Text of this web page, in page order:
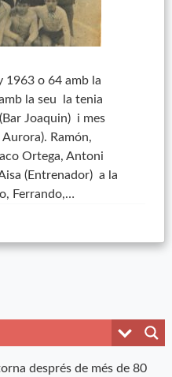
1963 o 64 amb la
la seu la tenia
Joaquin) i mes
Ramón,
Ortega, Antoni
(Entrenador) a la
Ferrando,…
després de més de 80